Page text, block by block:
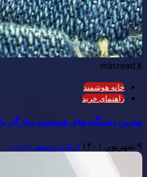
۸ min read
خانه هوشمند
راهنمای خرید
بهترین دستگاه های هوشمند سازگار با SmartThings
۹ شهریور, ۱۴۰۱ ارشیا یوسفی ادیب